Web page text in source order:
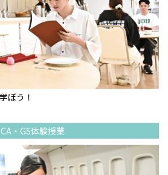
ぼう！
CA・GS体験授業